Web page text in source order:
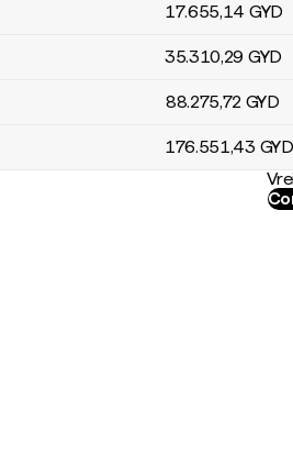
17.655,14 GYD
35.310,29 GYD
88.275,72 GYD
176.551,43 GYD